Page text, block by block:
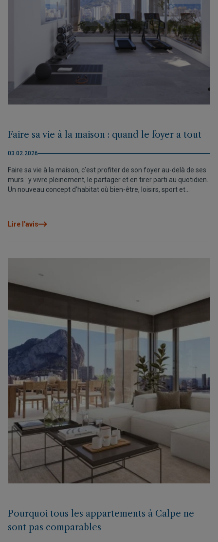
Faire sa vie à la maison : quand le foyer a tout
03.02.2026
Faire sa vie à la maison, c’est profiter de son foyer au-delà de ses
murs : y vivre pleinement, le partager et en tirer parti au quotidien.
Un nouveau concept d’habitat où bien-être, loisirs, sport et
Lire l'avis
Pourquoi tous les appartements à Calpe ne
sont pas comparables